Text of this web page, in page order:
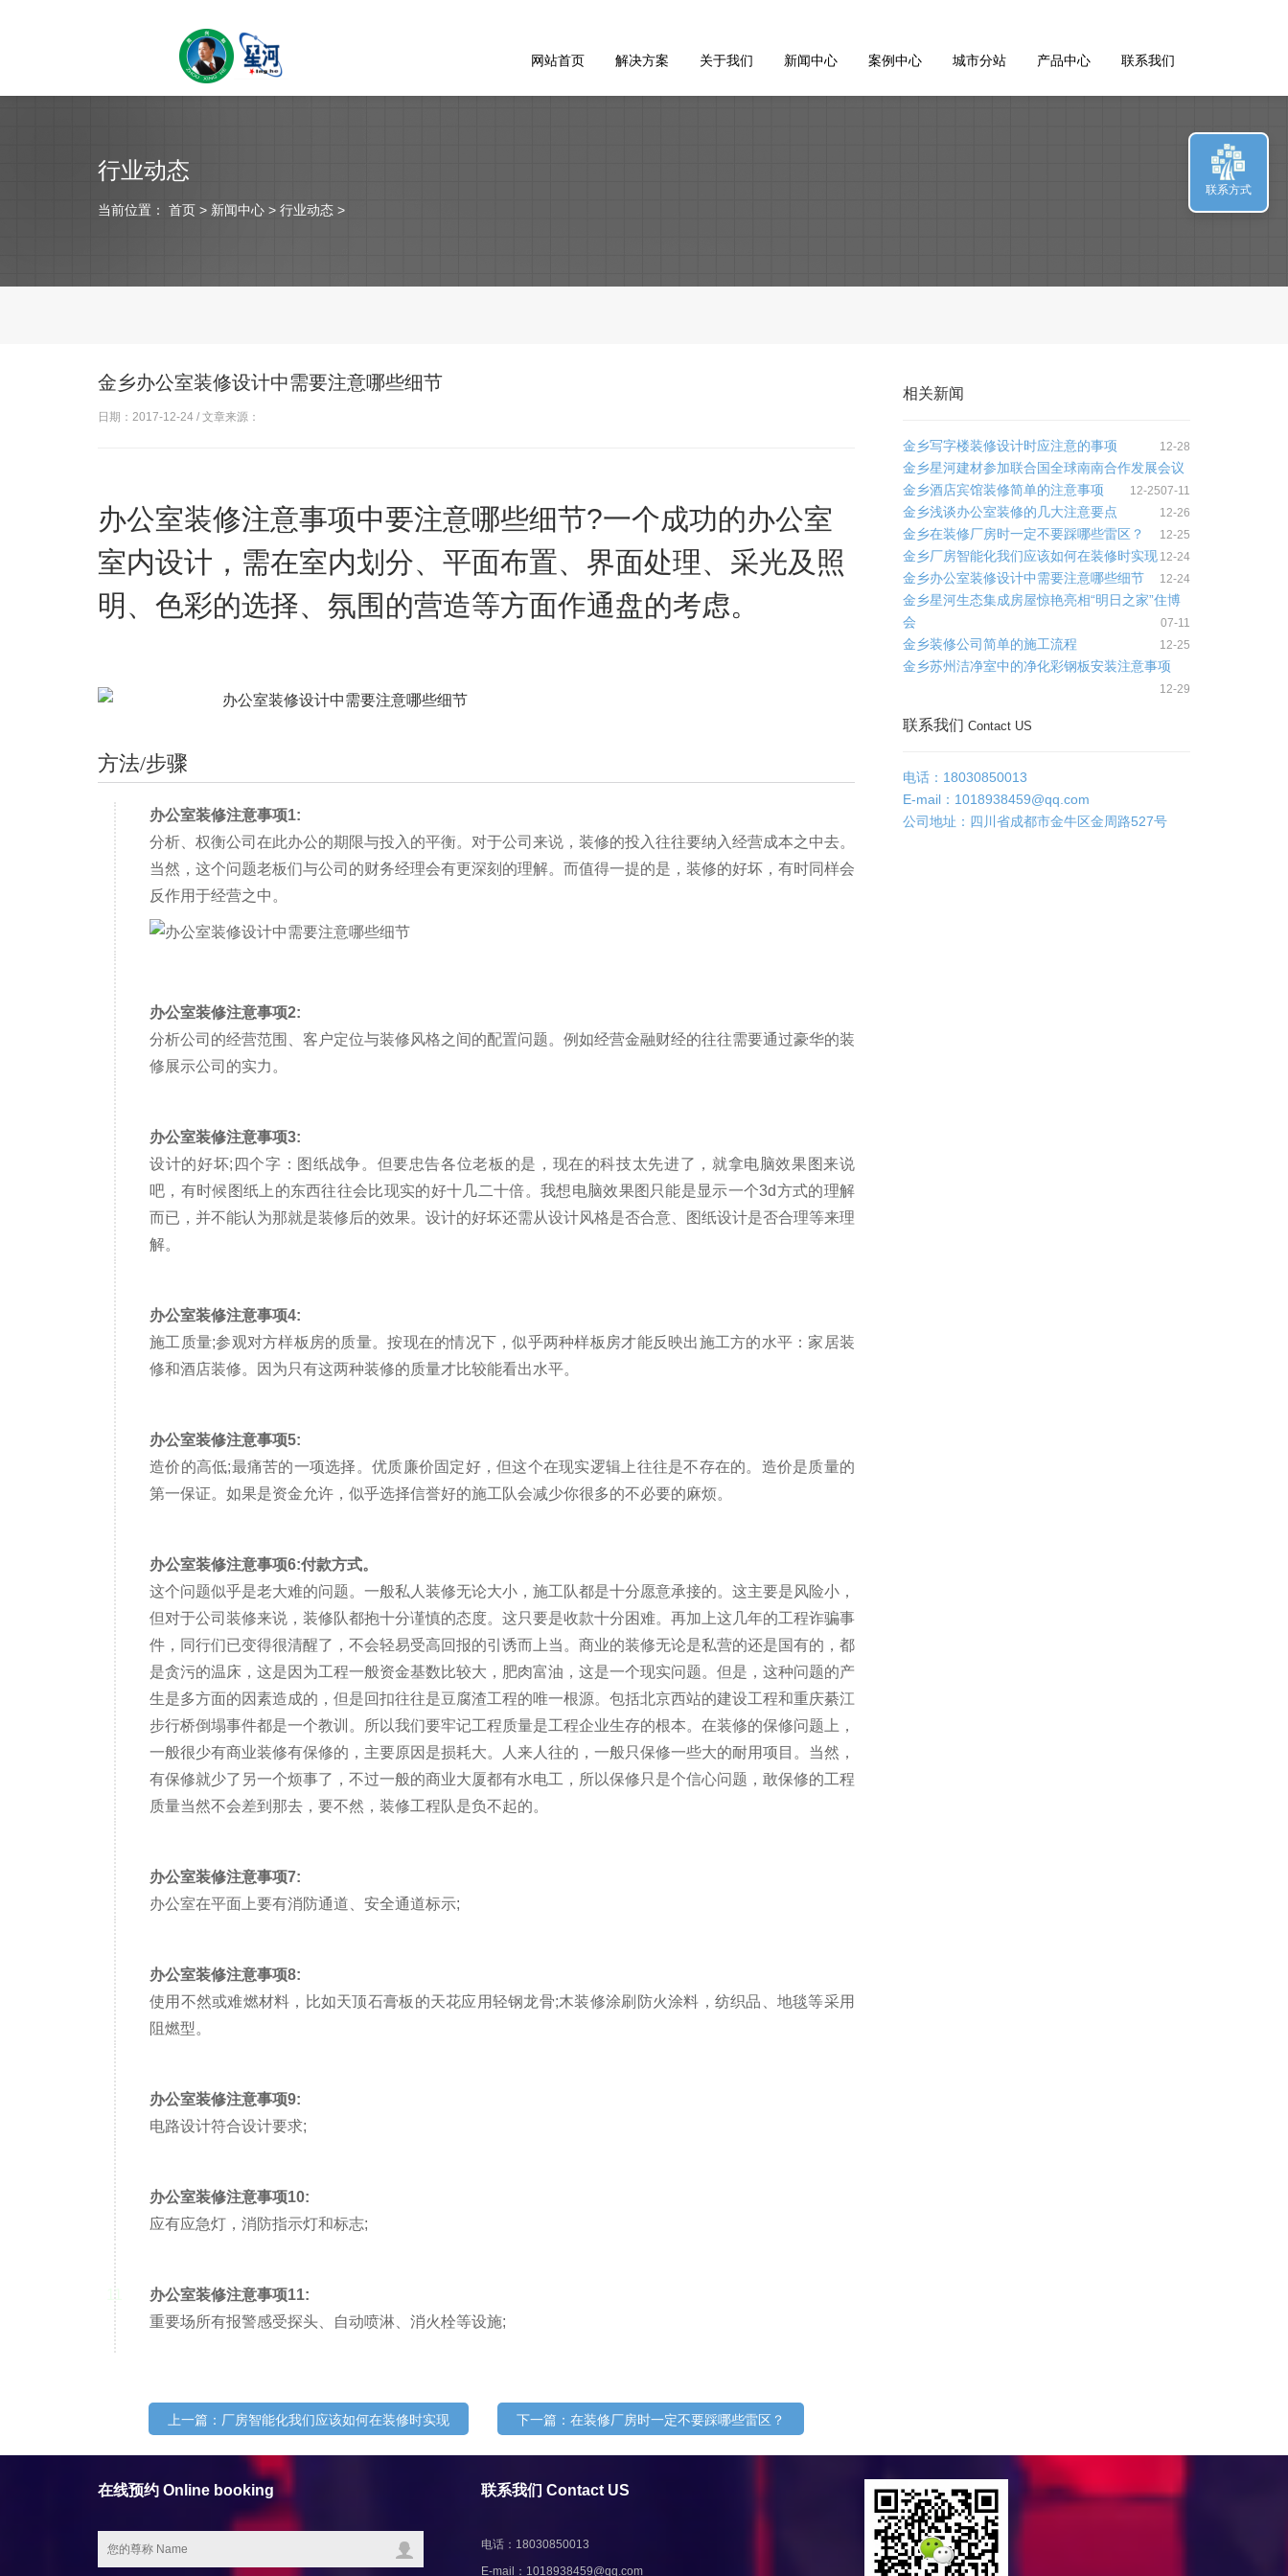
网站首页 解决方案 关于我们 新闻中心 案例中心 城市分站 产品中心 联系我们
行业动态
当前位置： 首页 > 新闻中心 > 行业动态 >
金乡办公室装修设计中需要注意哪些细节
日期：2017-12-24 / 文章来源：
办公室装修注意事项中要注意哪些细节?一个成功的办公室
室内设计，需在室内划分、平面布置、界面处理、采光及照
明、色彩的选择、氛围的营造等方面作通盘的考虑。
方法/步骤
办公室装修注意事项1:
分析、权衡公司在此办公的期限与投入的平衡。对于公司来说，装修的投入往往要纳入经营成本之中去。
当然，这个问题老板们与公司的财务经理会有更深刻的理解。而值得一提的是，装修的好坏，有时同样会
反作用于经营之中。
办公室装修注意事项2:
分析公司的经营范围、客户定位与装修风格之间的配置问题。例如经营金融财经的往往需要通过豪华的装
修展示公司的实力。
办公室装修注意事项3:
设计的好坏;四个字：图纸战争。但要忠告各位老板的是，现在的科技太先进了，就拿电脑效果图来说
吧，有时候图纸上的东西往往会比现实的好十几二十倍。我想电脑效果图只能是显示一个3d方式的理解
而已，并不能认为那就是装修后的效果。设计的好坏还需从设计风格是否合意、图纸设计是否合理等来理
解。
办公室装修注意事项4:
施工质量;参观对方样板房的质量。按现在的情况下，似乎两种样板房才能反映出施工方的水平：家居装
修和酒店装修。因为只有这两种装修的质量才比较能看出水平。
办公室装修注意事项5:
造价的高低;最痛苦的一项选择。优质廉价固定好，但这个在现实逻辑上往往是不存在的。造价是质量的
第一保证。如果是资金允许，似乎选择信誉好的施工队会减少你很多的不必要的麻烦。
办公室装修注意事项6:付款方式。
这个问题似乎是老大难的问题。一般私人装修无论大小，施工队都是十分愿意承接的。这主要是风险小，
但对于公司装修来说，装修队都抱十分谨慎的态度。这只要是收款十分困难。再加上这几年的工程诈骗事
件，同行们已变得很清醒了，不会轻易受高回报的引诱而上当。商业的装修无论是私营的还是国有的，都
是贪污的温床，这是因为工程一般资金基数比较大，肥肉富油，这是一个现实问题。但是，这种问题的产
生是多方面的因素造成的，但是回扣往往是豆腐渣工程的唯一根源。包括北京西站的建设工程和重庆綦江
步行桥倒塌事件都是一个教训。所以我们要牢记工程质量是工程企业生存的根本。在装修的保修问题上，
一般很少有商业装修有保修的，主要原因是损耗大。人来人往的，一般只保修一些大的耐用项目。当然，
有保修就少了另一个烦事了，不过一般的商业大厦都有水电工，所以保修只是个信心问题，敢保修的工程
质量当然不会差到那去，要不然，装修工程队是负不起的。
办公室装修注意事项7:
办公室在平面上要有消防通道、安全通道标示;
办公室装修注意事项8:
使用不然或难燃材料，比如天顶石膏板的天花应用轻钢龙骨;木装修涂刷防火涂料，纺织品、地毯等采用
阻燃型。
办公室装修注意事项9:
电路设计符合设计要求;
办公室装修注意事项10:
应有应急灯，消防指示灯和标志;
11
办公室装修注意事项11:
重要场所有报警感受探头、自动喷淋、消火栓等设施;
上一篇：厂房智能化我们应该如何在装修时实现 下一篇：在装修厂房时一定不要踩哪些雷区？
相关新闻
金乡写字楼装修设计时应注意的事项 12-28
金乡星河建材参加联合国全球南南合作发展会议
07-11
金乡酒店宾馆装修简单的注意事项 12-25
金乡浅谈办公室装修的几大注意要点 12-26
金乡在装修厂房时一定不要踩哪些雷区？ 12-25
金乡厂房智能化我们应该如何在装修时实现 12-24
金乡办公室装修设计中需要注意哪些细节 12-24
金乡星河生态集成房屋惊艳亮相“明日之家”住博
会
07-11
金乡装修公司简单的施工流程 12-25
金乡苏州洁净室中的净化彩钢板安装注意事项
12-29
联系我们 Contact US
电话：18030850013
E-mail： 1018938459@qq.com
公司地址：四川省成都市金牛区金周路527号
在线预约 Online booking 联系我们 Contact US
电话：18030850013
E-mail： 1018938459@qq.com
联系方式